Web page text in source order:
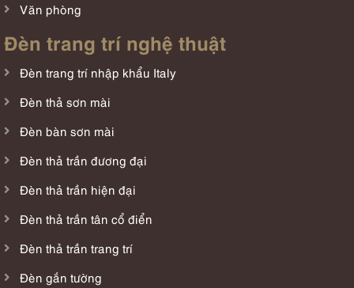
Văn phòng
Đèn trang trí nghệ thuật
Đèn trang trí nhập khẩu Italy
Đèn thả sơn mài
Đèn bàn sơn mài
Đèn thả trần đương đại
Đèn thả trần hiện đại
Đèn thả trần tân cổ điển
Đèn thả trần trang trí
Đèn gắn tường